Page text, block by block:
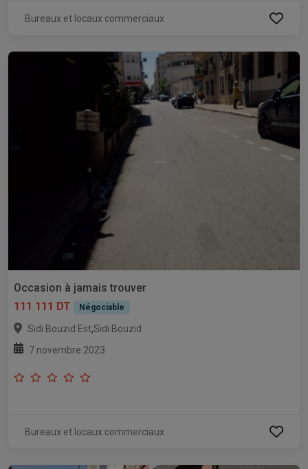
Bureaux et locaux commerciaux
Occasion à jamais trouver
111 111 DT
Négociable
Sidi Bouzid Est,Sidi Bouzid
7 novembre 2023
Bureaux et locaux commerciaux